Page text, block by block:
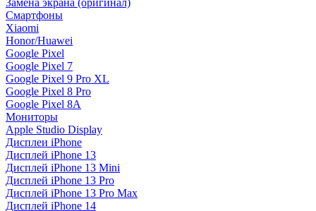
Замена экрана (оригинал)
Смартфоны
Xiaomi
Honor/Huawei
Google Pixel
Google Pixel 7
Google Pixel 9 Pro XL
Google Pixel 8 Pro
Google Pixel 8A
Мониторы
Apple Studio Display
Дисплеи iPhone
Дисплей iPhone 13
Дисплей iPhone 13 Mini
Дисплей iPhone 13 Pro
Дисплей iPhone 13 Pro Max
Дисплей iPhone 14